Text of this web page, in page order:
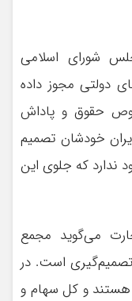
شورای اسلامی
دولتی مجوز داده
حقوق و پاداش
خودشان تصمیم
ندارد که جلوی این
می‌گوید مجمع
است. در
هستند و کل سهام و